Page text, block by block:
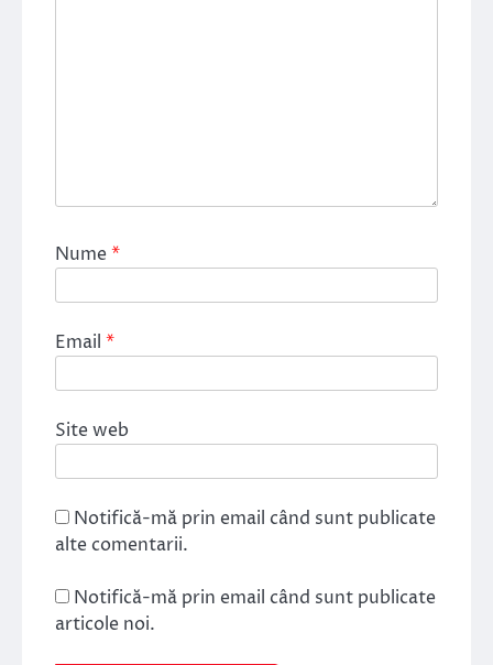
Nume*
Email *
Site web
Notifică-mă prin email când sunt publicate
alte comentarii.
Notifică-mă prin email când sunt publicate
articole noi.